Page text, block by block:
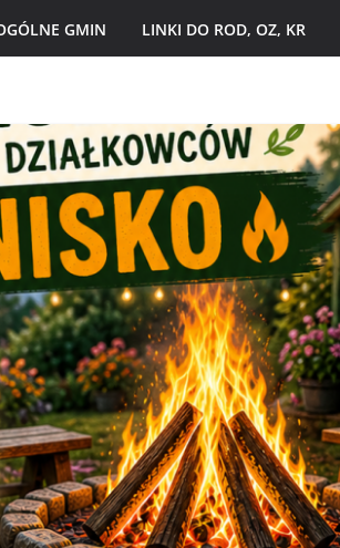
GMIN LINKI DO ROD, OZ, KR